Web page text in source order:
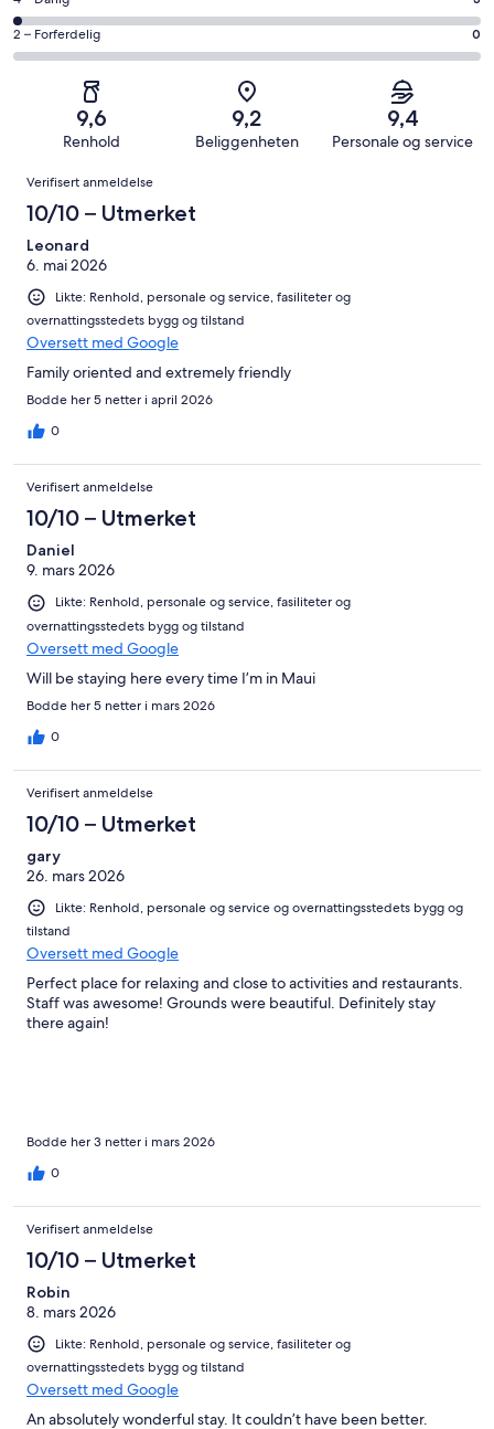
149
av
totalt
anmeldelser.
Bra.
31
anmeldelser.
6
−
Grei.
anmeldelser.
på
4
194
anmeldelser.
Rangering
på
Forferdelig.
av
totalt
194
anmeldelser.
2 – Forferdelig 0
9,6
Renhold
9,2
Beliggenheten
9,4
Personale og service
Anmeldelser
Verifisert anmeldelse
10/10 – Utmerket
Leonard
6. mai 2026
Likte: Renhold, personale og service, fasiliteter og
overnattingsstedets bygg og tilstand
Oversett med Google
Family oriented and extremely friendly
Bodde her 5 netter i april 2026
0
Verifisert anmeldelse
10/10 – Utmerket
Daniel
9. mars 2026
Likte: Renhold, personale og service, fasiliteter og
overnattingsstedets bygg og tilstand
Oversett med Google
Will be staying here every time I’m in Maui
Bodde her 5 netter i mars 2026
0
Verifisert anmeldelse
10/10 – Utmerket
gary
26. mars 2026
Likte: Renhold, personale og service og overnattingsstedets bygg og
tilstand
Oversett med Google
Perfect place for relaxing and close to activities and restaurants.
Staff was awesome! Grounds were beautiful. Definitely stay
there again!
Bodde her 3 netter i mars 2026
0
Verifisert anmeldelse
10/10 – Utmerket
Robin
8. mars 2026
Likte: Renhold, personale og service, fasiliteter og
overnattingsstedets bygg og tilstand
Oversett med Google
An absolutely wonderful stay. It couldn’t have been better.